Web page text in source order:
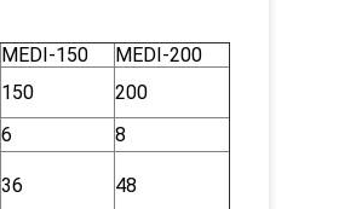
MEDI-150
MEDI-200
150
200
6
8
36 48